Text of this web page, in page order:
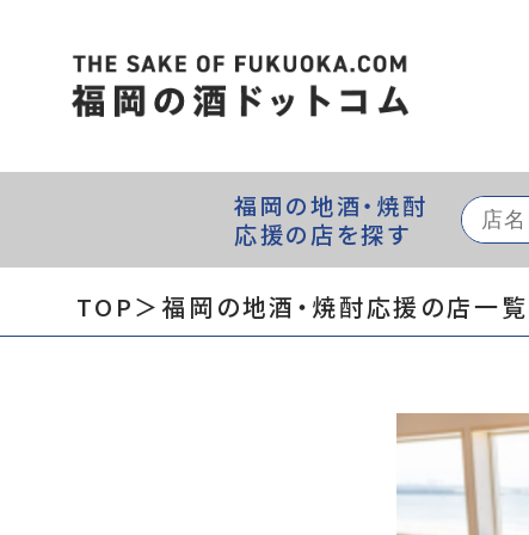
福岡の地酒・焼酎
応援の店を探す
TOP＞福岡の地酒・焼酎応援の店一覧